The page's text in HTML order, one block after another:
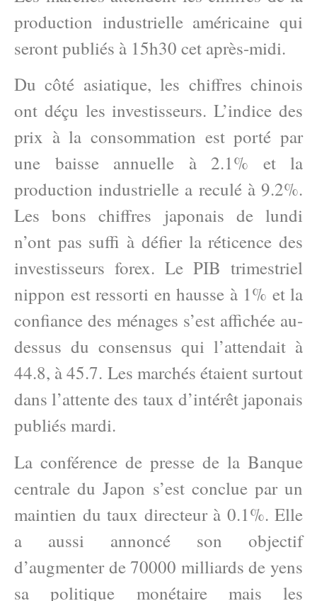
production industrielle américaine qui
seront publiés à 15h30 cet après-midi.
Du côté asiatique, les chiffres chinois
ont déçu les investisseurs. L’indice des
prix à la consommation est porté par
une baisse annuelle à 2.1% et la
production industrielle a reculé à 9.2%.
Les bons chiffres japonais de lundi
n’ont pas suffi à défier la réticence des
investisseurs forex. Le PIB trimestriel
nippon est ressorti en hausse à 1% et la
confiance des ménages s’est affichée au-
dessus du consensus qui l’attendait à
44.8, à 45.7. Les marchés étaient surtout
dans l’attente des taux d’intérêt japonais
publiés mardi.
La conférence de presse de la Banque
centrale du Japon s’est conclue par un
maintien du taux directeur à 0.1%. Elle
a aussi annoncé son objectif
d’augmenter de 70000 milliards de yens
sa politique monétaire mais les